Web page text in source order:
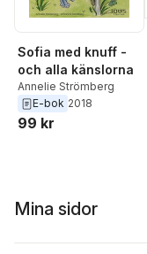
Sofia med knuff -
och alla känslorna
Annelie Strömberg
E-bok 2018
99 kr
Mina sidor